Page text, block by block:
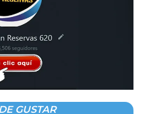
GUSTAR